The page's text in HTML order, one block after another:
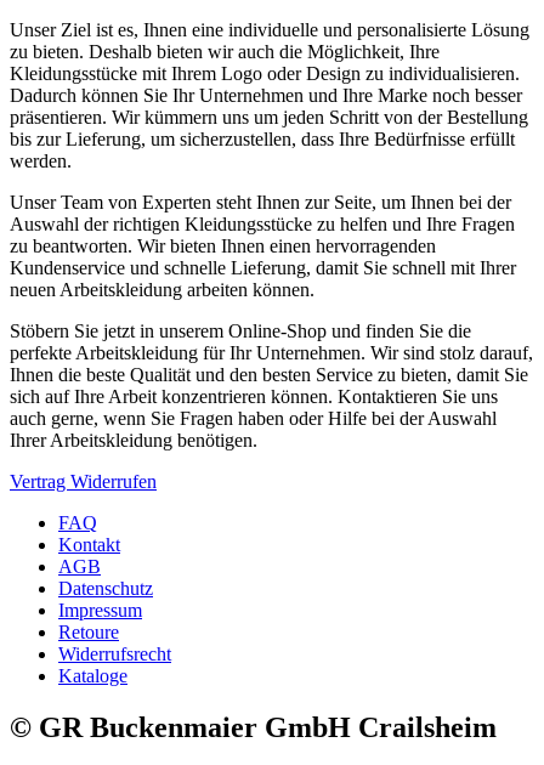
Unser Ziel ist es, Ihnen eine individuelle und personalisierte Lösung
zu bieten. Deshalb bieten wir auch die Möglichkeit, Ihre
Kleidungsstücke mit Ihrem Logo oder Design zu individualisieren.
Dadurch können Sie Ihr Unternehmen und Ihre Marke noch besser
präsentieren. Wir kümmern uns um jeden Schritt von der Bestellung
bis zur Lieferung, um sicherzustellen, dass Ihre Bedürfnisse erfüllt
werden.
Unser Team von Experten steht Ihnen zur Seite, um Ihnen bei der
Auswahl der richtigen Kleidungsstücke zu helfen und Ihre Fragen
zu beantworten. Wir bieten Ihnen einen hervorragenden
Kundenservice und schnelle Lieferung, damit Sie schnell mit Ihrer
neuen Arbeitskleidung arbeiten können.
Stöbern Sie jetzt in unserem Online-Shop und finden Sie die
perfekte Arbeitskleidung für Ihr Unternehmen. Wir sind stolz darauf,
Ihnen die beste Qualität und den besten Service zu bieten, damit Sie
sich auf Ihre Arbeit konzentrieren können. Kontaktieren Sie uns
auch gerne, wenn Sie Fragen haben oder Hilfe bei der Auswahl
Ihrer Arbeitskleidung benötigen.
Vertrag Widerrufen
FAQ
Kontakt
AGB
Datenschutz
Impressum
Retoure
Widerrufsrecht
Kataloge
© GR Buckenmaier GmbH Crailsheim